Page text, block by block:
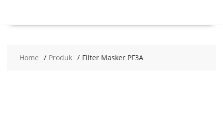
Home Produk Filter Masker PF3A